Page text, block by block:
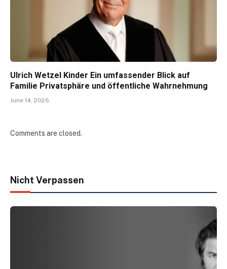
Ulrich Wetzel Kinder Ein umfassender Blick auf
Familie Privatsphäre und öffentliche Wahrnehmung
June 14, 2026
Comments are closed.
Nicht Verpassen